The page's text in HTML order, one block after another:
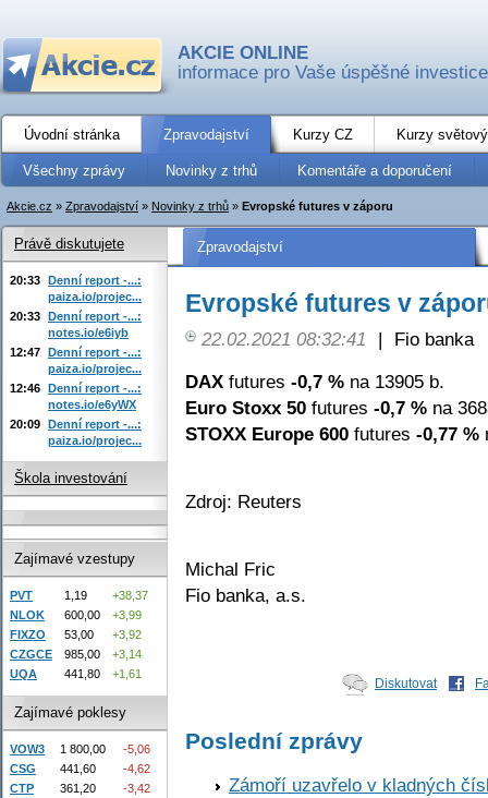
AKCIE ONLINE
informace pro Vaše úspěšné investice
Úvodní stránka Zpravodajství Kurzy CZ Kurzy
Všechny zprávy Novinky z trhů Komentáře a doporučení
Akcie.cz » Zpravodajství » Novinky z trhů » Evropské futures v záporu
Zpravodajství
Evropské futures v
22.02.2021 08:32:41 |
Fio banka
DAX futures -0,7 % na 13905 b.
Euro Stoxx 50 futures -0,7 % na
STOXX Europe 600 futures -0,77 %
Zdroj: Reuters
Michal Fric
Fio banka, a.s.
Diskutovat
Poslední zprávy
Zámoří uzavřelo v kladných
Právě diskutujete
20:33 Denní report -...:
paiza.io/projec...
20:33 Denní report -...:
notes.io/e6iyb
12:47 Denní report -...:
paiza.io/projec...
12:46 Denní report -...:
notes.io/e6yWX
20:09 Denní report -...:
paiza.io/projec...
Škola investování
Zajímavé vzestupy
PVT 1,19
+38,37
NLOK
600,00
+3,99
FIXZO
53,00
+3,92
CZGCE
985,00
+3,14
UQA
441,80 +1,61
Zajímavé poklesy
VOW3 1 800,00
-5,06
CSG
441,60
-4,62
CTP
361,20
-3,42